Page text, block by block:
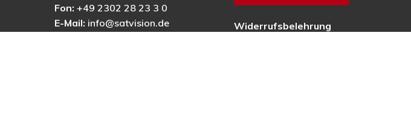
Fon: +49 2302 28 23 3 0
E-Mail: info@satvision.de
Widerrufsbelehrung